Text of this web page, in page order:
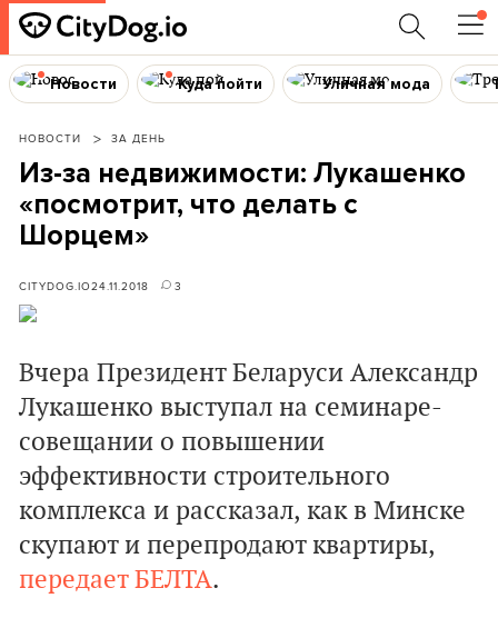
Новости Куда пойти Уличная мода
НОВОСТИ ЗА ДЕНЬ
Из-за недвижимости: Лукашенко
«посмотрит, что делать с
Шорцем»
CITYDOG.IO24.11.2018 3
Вчера Президент Беларуси Александр
Лукашенко выступал на семинаре-
совещании о повышении
эффективности строительного
комплекса и рассказал, как в Минске
скупают и перепродают квартиры,
передает БЕЛТА.